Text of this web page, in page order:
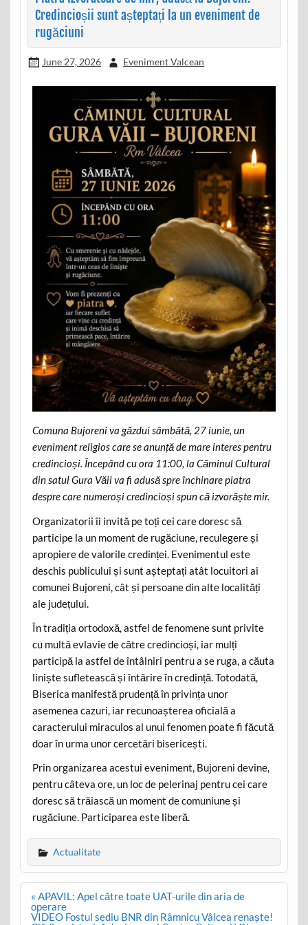
Credincioșii sunt așteptați la un eveniment de
rugăciuni
June 27, 2026 Eveniment Valcean
Comuna Bujoreni va găzdui sâmbătă, 27 iunie, un
eveniment religios care se anunță de mare interes pentru
credincioși. Începând cu ora 11:00, la Căminul Cultural
din satul Gura Văii va fi adusă spre închinare piatra
despre care numeroși credincioși spun că izvorăște mir.
Organizatorii îi invită pe toți cei care doresc să
participe la un moment de rugăciune, reculegere și
apropiere de valorile credinței. Evenimentul este
deschis publicului și sunt așteptați atât locuitori ai
comunei Bujoreni, cât și persoane din alte localități
ale județului.
În tradiția ortodoxă, astfel de fenomene sunt privite
cu multă evlavie de către credincioși, iar mulți
participă la astfel de întâlniri pentru a se ruga, a căuta
liniște sufletească și întărire în credință. Totodată,
Biserica manifestă prudență în privința unor
asemenea cazuri, iar recunoașterea oficială a
caracterului miraculos al unui fenomen poate fi făcută
doar în urma unor cercetări bisericești.
Prin organizarea acestui eveniment, Bujoreni devine,
pentru câteva ore, un loc de pelerinaj pentru cei care
doresc să trăiască un moment de comuniune și
rugăciune. Participarea este liberă.
Actualitate
Post
navigation
« APAVIL: Apel către toate UAT-urile din aria de
operare
VIDEO Fostul sediu BNR din Râmnicu Vâlcea renaște!